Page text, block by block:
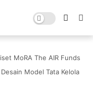
MoRA The AIR Funds
Model Tata Kelola